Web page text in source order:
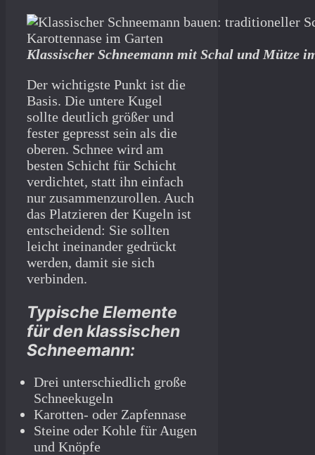
Klassischer Schneemann mit Schal und Mütze
Der wichtigste Punkt ist die
Basis. Die untere Kugel
sollte deutlich größer und
fester gepresst sein als die
oberen. Schnee wird am
besten Schicht für Schicht
verdichtet, statt ihn einfach
nur zusammenzurollen. Auch
das Platzieren der Kugeln ist
entscheidend: Sie sollten
leicht ineinander gedrückt
werden, damit sie sich
verbinden.
Typische Elemente
für den klassischen
Schneemann:
Drei unterschiedlich große
Schneekugeln
Karotten- oder Zapfennase
Steine oder Kohle für Augen
und Knöpfe